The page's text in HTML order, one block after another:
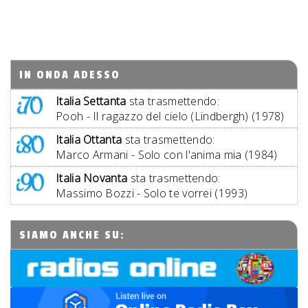
IN ONDA ADESSO
Italia Settanta sta trasmettendo:
Pooh - Il ragazzo del cielo (Lindbergh) (1978)
Italia Ottanta sta trasmettendo:
Marco Armani - Solo con l'anima mia (1984)
Italia Novanta sta trasmettendo:
Massimo Bozzi - Solo te vorrei (1993)
SIAMO ANCHE SU: